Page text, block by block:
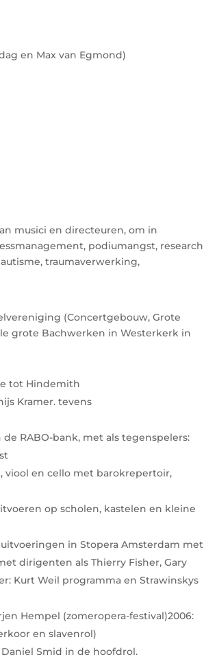
en Max van Egmond)
musici en directeuren, om in
podiumangst, research
traumaverwerking,
(Concertgebouw, Grote
grote Bachwerken in Westerkerk in
tot Hindemith
Kramer. tevens
RABO-bank, met als tegenspelers:
viool en cello met barokrepertoir,
op scholen, kastelen en kleine
uitvoeringen in Stopera Amsterdam met
dirigenten als Thierry Fisher, Gary
Kurt Weil programma en Strawinskys
Hempel (zomeropera-festival)2006:
en slavenrol)
Smid in de hoofdrol.